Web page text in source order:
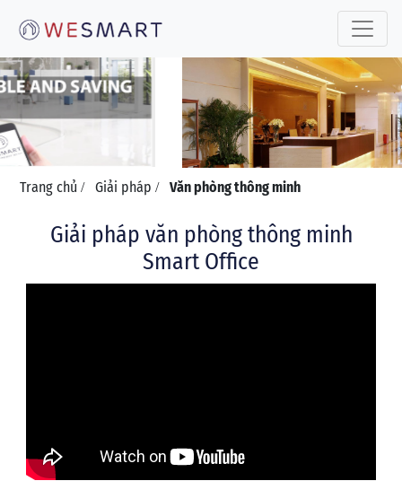
Giải pháp văn phòng thông minh
Smart Office